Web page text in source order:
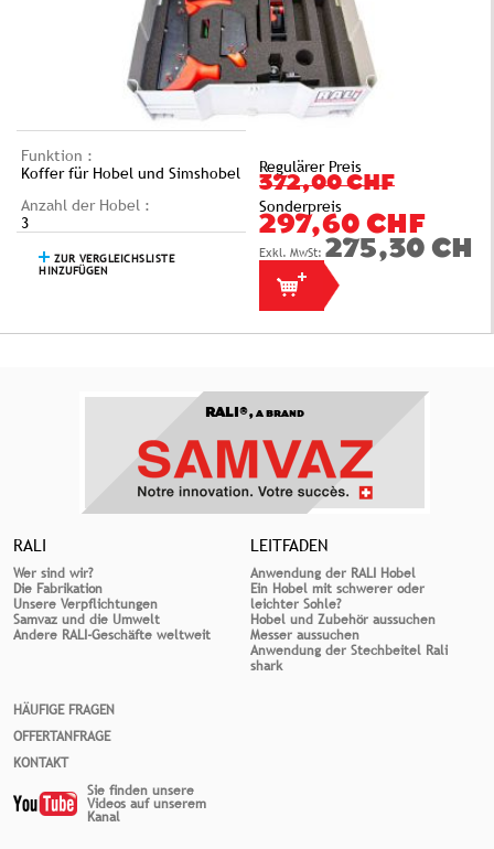
Funktion :
Koffer für Hobel und Simshobel
Anzahl der Hobel :
3
ZUR VERGLEICHSLISTE
HINZUFÜGEN
Regulärer Preis
372,00 CHF
Sonderpreis
297,60 CHF
275,30 CHF
RALI®, A BRAND
RALI
Wer sind wir?
Die Fabrikation
Unsere Verpflichtungen
Samvaz und die Umwelt
Andere RALI-Geschäfte weltweit
LEITFADEN
Anwendung der RALI Hobel
Ein Hobel mit schwerer oder
leichter Sohle?
Hobel und Zubehör aussuchen
Messer aussuchen
Anwendung der Stechbeitel Rali
shark
HÄUFIGE FRAGEN
OFFERTANFRAGE
KONTAKT
Sie finden unsere
Videos auf unserem
Kanal